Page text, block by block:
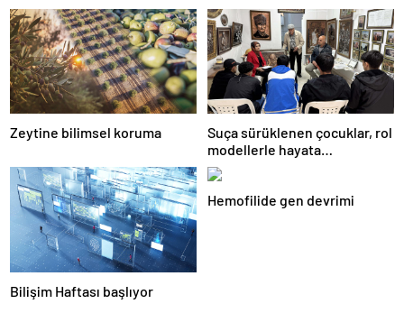
Zeytine bilimsel koruma
Suça sürüklenen çocuklar, rol
modellerle hayata
hazırlanıyor
Bilişim Haftası başlıyor
Hemofilide gen devrimi